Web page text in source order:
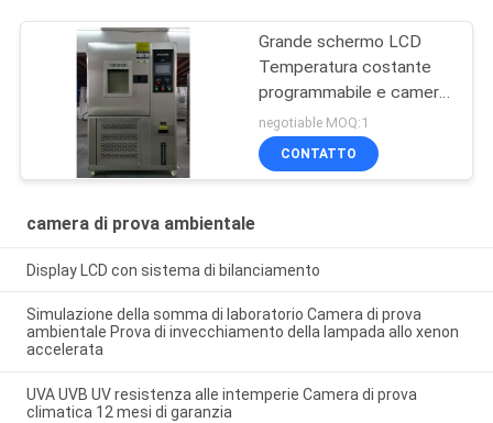
Grande schermo LCD
Temperatura costante
programmabile e camera
di umidità
negotiable MOQ:1
CONTATTO
camera di prova ambientale
Display LCD con sistema di bilanciamento
Simulazione della somma di laboratorio Camera di prova
ambientale Prova di invecchiamento della lampada allo xenon
accelerata
UVA UVB UV resistenza alle intemperie Camera di prova
climatica 12 mesi di garanzia